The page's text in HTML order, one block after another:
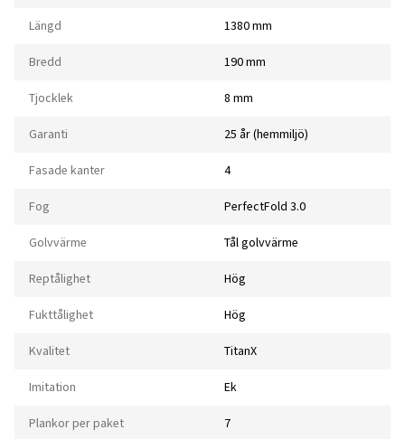
Längd 1380 mm
Bredd 190 mm
Tjocklek 8 mm
Garanti 25 år (hemmiljö)
Fasade kanter 4
Fog PerfectFold 3.0
Golvvärme Tål golvvärme
Reptålighet Hög
Fukttålighet Hög
Kvalitet TitanX
Imitation Ek
Plankor per paket 7